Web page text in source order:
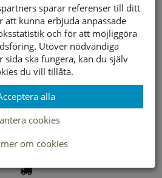
storlek först
per butik
41 42 43 44 45
2-4 DAGAR INOM SVERIGE
sparar referenser till ditt
att kunna erbjuda anpassade
och för att möjliggöra
Utöver nödvändiga
sida ska fungera, kan du själv
du vill tillåta.
alla
cookies
mer om cookies